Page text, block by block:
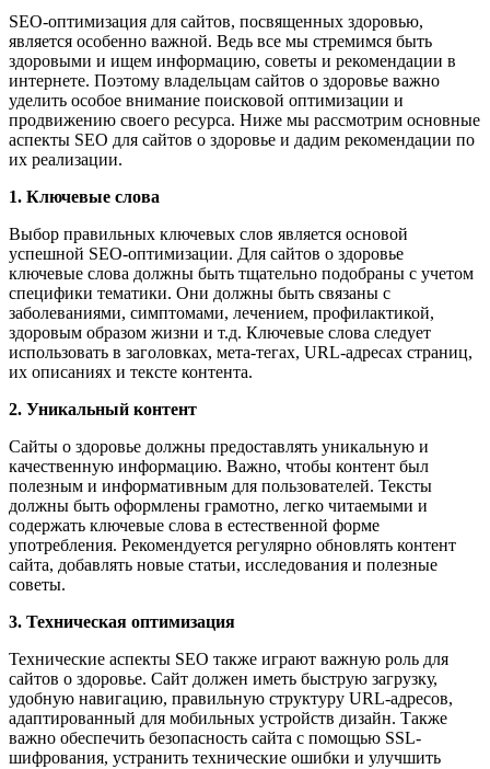
SEO-оптимизация для сайтов, посвященных здоровью,
является особенно важной. Ведь все мы стремимся быть
здоровыми и ищем информацию, советы и рекомендации в
интернете. Поэтому владельцам сайтов о здоровье важно
уделить особое внимание поисковой оптимизации и
продвижению своего ресурса. Ниже мы рассмотрим основные
аспекты SEO для сайтов о здоровье и дадим рекомендации по
их реализации.
1. Ключевые слова
Выбор правильных ключевых слов является основой
успешной SEO-оптимизации. Для сайтов о здоровье
ключевые слова должны быть тщательно подобраны с учетом
специфики тематики. Они должны быть связаны с
заболеваниями, симптомами, лечением, профилактикой,
здоровым образом жизни и т.д. Ключевые слова следует
использовать в заголовках, мета-тегах, URL-адресах страниц,
их описаниях и тексте контента.
2. Уникальный контент
Сайты о здоровье должны предоставлять уникальную и
качественную информацию. Важно, чтобы контент был
полезным и информативным для пользователей. Тексты
должны быть оформлены грамотно, легко читаемыми и
содержать ключевые слова в естественной форме
употребления. Рекомендуется регулярно обновлять контент
сайта, добавлять новые статьи, исследования и полезные
советы.
3. Техническая оптимизация
Технические аспекты SEO также играют важную роль для
сайтов о здоровье. Сайт должен иметь быструю загрузку,
удобную навигацию, правильную структуру URL-адресов,
адаптированный для мобильных устройств дизайн. Также
важно обеспечить безопасность сайта с помощью SSL-
шифрования, устранить технические ошибки и улучшить